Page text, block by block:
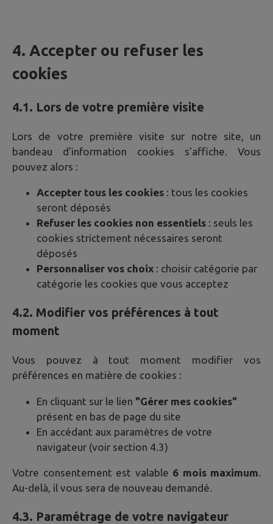
4. Accepter ou refuser les
cookies
4.1. Lors de votre première visite
Lors de votre première visite sur notre site, un
bandeau d'information cookies s'affiche. Vous
pouvez alors :
Accepter tous les cookies : tous les cookies
seront déposés
Refuser les cookies non essentiels : seuls les
cookies strictement nécessaires seront
déposés
Personnaliser vos choix : choisir catégorie par
catégorie les cookies que vous acceptez
4.2. Modifier vos préférences à tout
moment
Vous pouvez à tout moment modifier vos
préférences en matière de cookies :
En cliquant sur le lien "Gérer mes cookies"
présent en bas de page du site
En accédant aux paramètres de votre
navigateur (voir section 4.3)
Votre consentement est valable 6 mois maximum
Au-delà, il vous sera de nouveau demandé.
4.3. Paramétrage de votre navigateur